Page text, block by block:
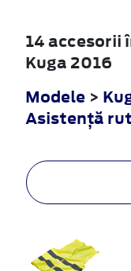
14 accesorii
Kuga 2016
Modele >
Asistenţă